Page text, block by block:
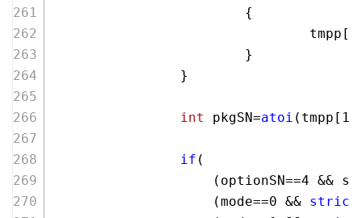
                        {
                        }
                }
int pkgSN=atoi (tmpp[ 1
if (
                    (optionSN==
4 &&
                    (mode==
0 &&